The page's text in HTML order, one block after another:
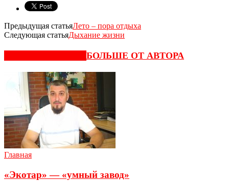
Предыдущая статьяЛето – пора отдыха
Следующая статьяДыхание жизни
БОЛЬШЕ ОТ АВТОРА
Главная
«Экотар» — «умный завод»